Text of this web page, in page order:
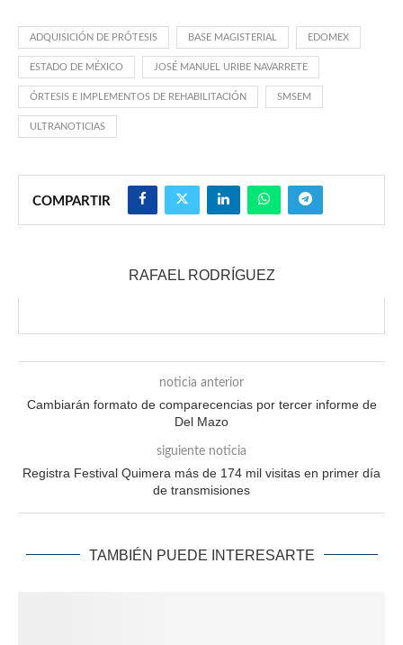
ADQUISICIÓN DE PRÓTESIS BASE MAGISTERIAL EDOMEX
ESTADO DE MÉXICO JOSÉ MANUEL URIBE NAVARRETE
ÓRTESIS E IMPLEMENTOS DE REHABILITACIÓN SMSEM
ULTRANOTICIAS
COMPARTIR
RAFAEL RODRÍGUEZ
noticia anterior
Cambiarán formato de comparecencias por tercer informe de
Del Mazo
siguiente noticia
Registra Festival Quimera más de 174 mil visitas en primer día
de transmisiones
TAMBIÉN PUEDE INTERESARTE